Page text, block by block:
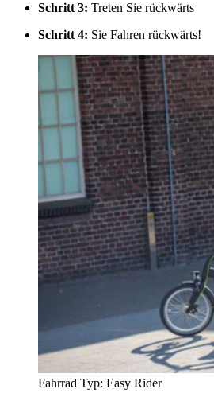
Schritt 3: Treten Sie rückwärts
Schritt 4: Sie Fahren rückwärts!
Fahrrad Typ: Easy Rider